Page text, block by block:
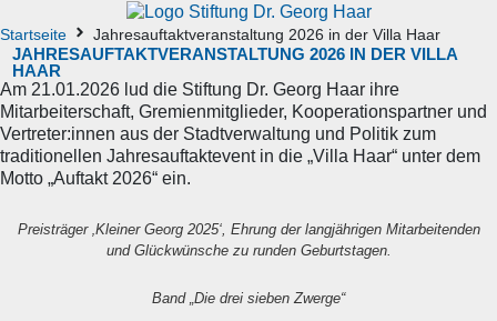
Startseite Jahresauftaktveranstaltung 2026 in der Villa Haar
JAHRESAUFTAKTVERANSTALTUNG 2026 IN DER VILLA
HAAR
Am 21.01.2026 lud die Stiftung Dr. Georg Haar ihre
Mitarbeiterschaft, Gremienmitglieder, Kooperationspartner und
Vertreter:innen aus der Stadtverwaltung und Politik zum
traditionellen Jahresauftaktevent in die „Villa Haar“ unter dem
Motto „Auftakt 2026“ ein.
Preisträger ‚Kleiner Georg 2025‘, Ehrung der langjährigen Mitarbeitenden
und Glückwünsche zu runden Geburtstagen.
Band „Die drei sieben Zwerge“